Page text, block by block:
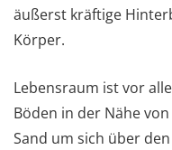
äußerst kräftige
Körper.
Lebensraum ist vor
Böden in der Nähe
Sand um sich über